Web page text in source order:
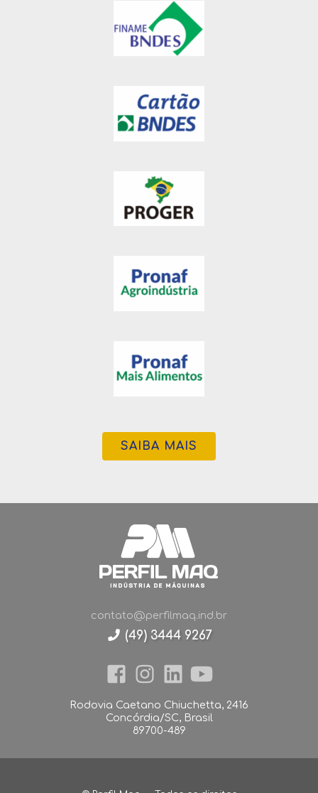
SAIBA MAIS
contato@perfilmaq.ind.br
(49) 3444 9267
Rodovia Caetano Chiuchetta, 2416
Concórdia/SC, Brasil
89700-489